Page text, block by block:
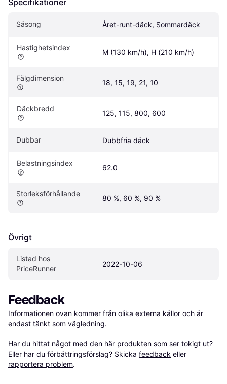
Specifikationer
Säsong Året-runt-däck, Sommardäck
Hastighetsindex
M (130 km/h), H (210 km/h)
Fälgdimension
18, 15, 19, 21, 10
Däckbredd
125, 115, 800, 600
Dubbar Dubbfria däck
Belastningsindex
62.0
Storleksförhållande
80 %, 60 %, 90 %
Övrigt
Listad hos
PriceRunner
2022-10-06
Feedback
Informationen ovan kommer från olika externa källor och är
endast tänkt som vägledning.
Har du hittat något med den här produkten som ser tokigt ut?
Eller har du förbättringsförslag? Skicka feedback eller
rapportera problem.